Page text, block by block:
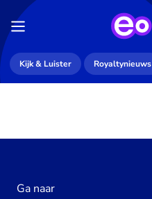
Kijk & Luister Royaltynieuws
Ga naar